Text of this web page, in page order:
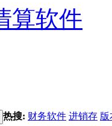
算软件
热搜: 财务软件 进销存 版